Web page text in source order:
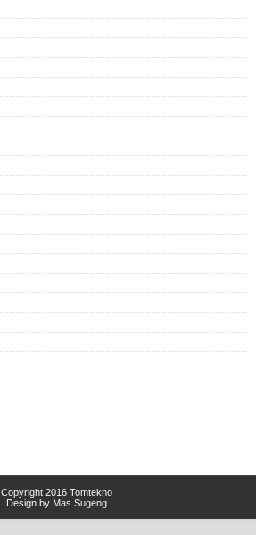
Copyright 2016 Tomtekno
Design by Mas Sugeng